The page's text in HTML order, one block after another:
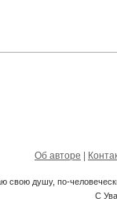
Об авторе
свою душу, по-
С